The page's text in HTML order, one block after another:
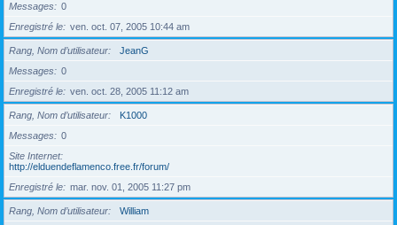
Messages
0
Enregistré le
ven. oct. 07, 2005 10:44 am
Rang, Nom d’utilisateur
JeanG
Messages
0
Enregistré le
ven. oct. 28, 2005 11:12 am
Rang, Nom d’utilisateur
K1000
Messages
0
Site Internet
http://elduendeflamenco.free.fr/forum/
Enregistré le
mar. nov. 01, 2005 11:27 pm
Rang, Nom d’utilisateur
William